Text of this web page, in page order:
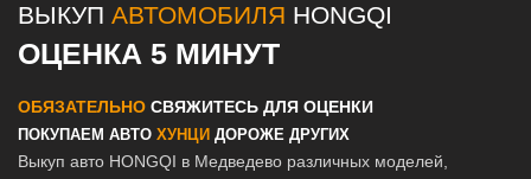
ВЫКУП АВТОМОБИЛЯ HONGQI
ОЦЕНКА 5 МИНУТ
ОБЯЗАТЕЛЬНО СВЯЖИТЕСЬ ДЛЯ ОЦЕНКИ
ПОКУПАЕМ АВТО ХУНЦИ ДОРОЖЕ ДРУГИХ
Выкуп авто HONGQI в Медведево различных моделей,